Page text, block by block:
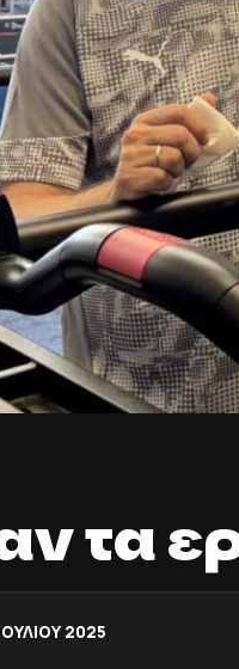
τα
2025